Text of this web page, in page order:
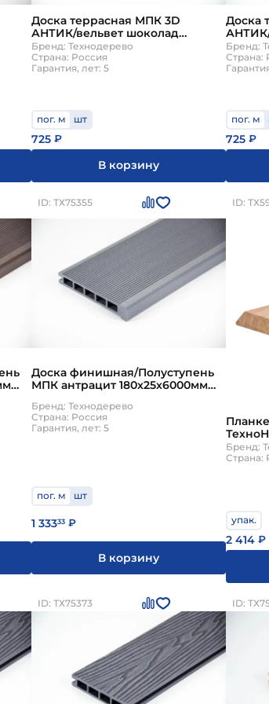
потолков, бань. Террасная доска
тары, поддонов и
Доска террасная МПК 3D
АНТИК/вельвет шоколад
140х25х4000мм Технодерево
Бренд: Технодерево
Страна: Россия
Гарантия, лет: 5
пог. м шт
725 ₽
В корзину
Доска
Бренд:
Страна:
пог. м
725 ₽
ID: ТХ75355
Доска финишная/Полуступень
МПК антрацит 180х25х6000мм
Бренд: Технодерево
Страна: Россия
Гарантия, лет: 5
пог. м шт
1 33333 ₽
В корзину
ID:
сорт C
Бренд:
Страна:
упак.
2 414 ₽
ID: ТХ75373 ID: